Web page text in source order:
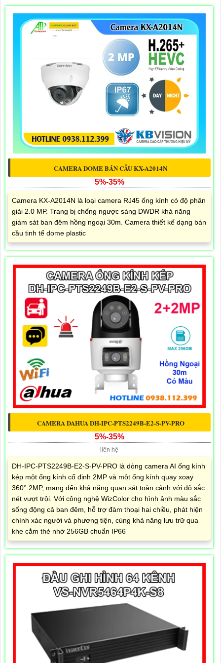
CAMERA DOME BÁN CẦU KX-A2014N
5%-35%
Camera KX-A2014N là loại camera RJ45 ống kính có độ phân
giải 2.0 MP. Trang bị chống ngược sáng DWDR khả năng
giám sát ban đêm hồng ngoại 30m. Camera thiết kế dạng bán
cầu tinh tế dome plastic
CAMERA DAHUA DH-IPC-PTS2249B-E2-S-PV-PRO
5%-35%
liên hệ
DH-IPC-PTS2249B-E2-S-PV-PRO là dòng camera AI ống kính
kép một ống kính cố định 2MP và một ống kính quay xoay
360° 2MP, mang đến khả năng quan sát toàn cảnh với độ sắc
nét vượt trội. Với công nghệ WizColor cho hình ảnh màu sắc
sống động cả ban đêm, hỗ trợ đàm thoại hai chiều, phát hiện
chính xác người và phương tiện, cùng khả năng lưu trữ qua
khe cắm thẻ nhớ 256GB chuẩn IP66